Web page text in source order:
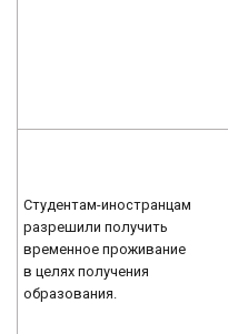
Студентам-иностранцам
разрешили получить
временное проживание
в целях получения
образования.